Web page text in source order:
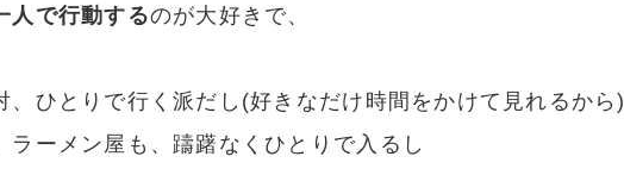
人で行動するのが大好きで、
、ひとりで行く派だし(好きなだけ時間をかけて見れるから)
ラーメン屋も、躊躇なくひとりで入るし